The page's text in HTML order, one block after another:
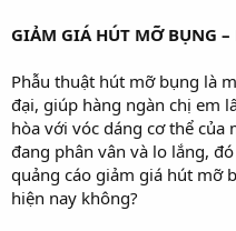
GIẢM GIÁ HÚT MỠ BỤNG
Phẫu thuật hút mỡ bụng là
đại, giúp hàng ngàn chị em
hòa với vóc dáng cơ thể của
đang phân vân và lo lắng,
quảng cáo giảm giá hút mỡ
hiện nay không?